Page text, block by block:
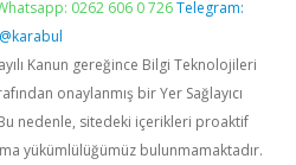
0262 606 0 726 Telegram:
@karabul
Kanun gereğince Bilgi Teknolojileri
onaylanmış bir Yer Sağlayıcı
nedenle, sitedeki içerikleri proaktif
yükümlülüğümüz bulunmamaktadır.